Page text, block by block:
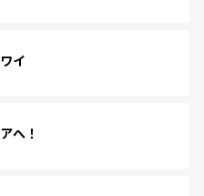
イ
へ！